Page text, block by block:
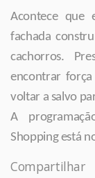
Acontece que
fachada
cachorros.
encontrar força
voltar a salvo
A
Shopping está
Compartilhar